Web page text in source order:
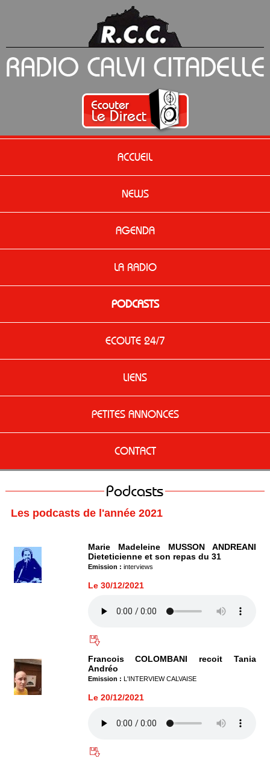
ACCUEIL
NEWS
AGENDA
LA RADIO
PODCASTS
ECOUTE 24/7
LIENS
PETITES ANNONCES
CONTACT
Podcasts
Les podcasts de l'année 2021
Marie Madeleine MUSSON ANDREANI
Dieteticienne et son repas du 31
Emission : interviews
Le 30/12/2021
Francois COLOMBANI recoit Tania
Andréo
Emission : L'INTERVIEW CALVAISE
Le 20/12/2021